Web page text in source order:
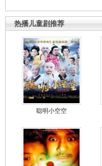
热播儿童剧推荐
聪明小空空